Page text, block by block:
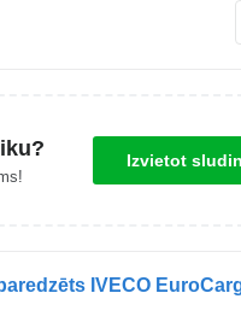
Izvietot
IVECO